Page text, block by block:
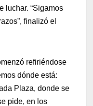
luchar. “Sigamos
finalizó el
refiriéndose
dónde está:
Plaza, donde se
pide, en los